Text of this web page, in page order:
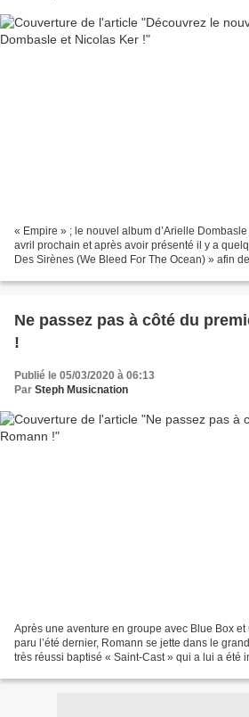
« Empire » ; le nouvel album d’Arielle
avril prochain et après avoir présenté il y a
Des Sirènes (We Bleed For The Ocean) » afin
Ne passez pas à côté du
!
Publié le 05/03/2020 à 06:13
Par Steph Musicnation
Après une aventure en groupe avec Blue Box
paru l’été dernier, Romann se jette dans le
très réussi baptisé « Saint-Cast » qui a lui a été